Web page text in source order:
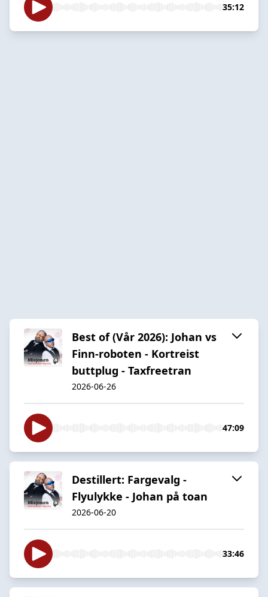
35:12
Best of (Vår 2026): Johan vs
Finn-roboten - Kortreist
buttplug - Taxfreetran
2026-06-26
47:09
Destillert: Fargevalg -
Flyulykke - Johan på toan
2026-06-20
33:46